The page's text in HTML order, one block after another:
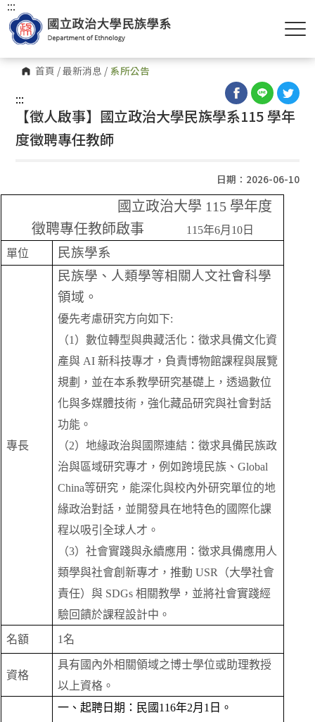
首頁 /最新消息 / 系所公告
:::
:::
【徵人啟事】國立政治大學民族學系115 學年
度徵聘專任教師
日期：2026-06-10
國立政治大學 115 學年度
徵聘專任教師啟事
115年6月10日
單位
民族學系
專長
民族學、人類學等相關人文社會科學
領域。
優先考慮研究方向如下:
（1）數位轉型與典藏活化：徵求具備文化資
產與 AI 新科技專才，負責博物館課程與展覽
規劃，並在本系教學研究基礎上，透過數位
化與多媒體技術，強化藏品研究與社會對話
功能。
（2）地緣政治與國際連結：徵求具備民族政
治與區域研究專才，例如跨境民族、Global
China等研究，能深化與校內外研究單位的地
緣政治對話，並開發具在地特色的國際化課
程以吸引全球人才。
（3）社會實踐與永續應用：徵求具備應用人
類學與社會創新專才，推動 USR（大學社會
責任）與 SDGs 相關教學，並將社會實踐經
驗回饋於課程設計中。
名額 1名
資格
具有國內外相關領域之博士學位或助理教授
以上資格。
一、起聘日期：民國116年2月1日。